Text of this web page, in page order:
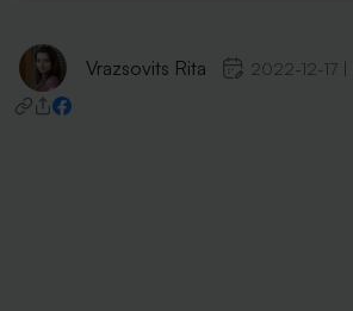
Vrazsovits Rita 2022-12-17